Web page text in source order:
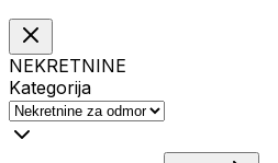
NEKRETNINE
Kategorija